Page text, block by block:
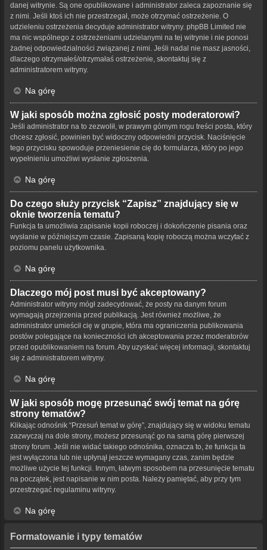
danej witrynie. Są one opublikowane i administrator zaleca zapoznanie się
z nimi. Jeśli ktoś ich nie przestrzegał, może otrzymać ostrzeżenie. O
udzieleniu ostrzeżenia decyduje administrator witryny. phpBB Limited nie
ma nic wspólnego z ostrzeżeniami udzielanymi na tej witrynie i nie ponosi
żadnej odpowiedzialności związanej z nimi. Jeśli nadal nie masz jasności,
dlaczego otrzymałeś/otrzymałaś ostrzeżenie, skontaktuj się z
administratorem witryny.
Na górę
W jaki sposób można zgłosić posty moderatorowi?
Jeśli administrator na to zezwolił, w prawym górnym rogu treści posta, który
chcesz zgłosić, powinien być widoczny odpowiedni przycisk. Naciśnięcie
tego przycisku spowoduje przeniesienie cię do formularza, który po jego
wypełnieniu umożliwi wysłanie zgłoszenia.
Na górę
Do czego służy przycisk “Zapisz” znajdujący się w
oknie tworzenia tematu?
Funkcja ta umożliwia zapisanie kopii roboczej i dokończenie pisania oraz
wysłanie w późniejszym czasie. Zapisaną kopię roboczą można wczytać z
poziomu panelu użytkownika.
Na górę
Dlaczego mój post musi być akceptowany?
Administrator witryny mógł zadecydować, że posty na danym forum
wymagają przejrzenia przed publikacją. Jest również możliwe, że
administrator umieścił cię w grupie, która ma ograniczenia publikowania
postów polegające na konieczności ich akceptowania przez moderatorów
przed opublikowaniem na forum. Aby uzyskać więcej informacji, skontaktuj
się z administratorem witryny.
Na górę
W jaki sposób mogę przesunąć swój temat na górę
strony tematów?
Klikając odnośnik “Przesuń temat w górę”, znajdujący się w widoku tematu
zazwyczaj na dole strony, możesz przesunąć go na samą górę pierwszej
strony forum. Jeśli nie widać takiego odnośnika, oznacza to, że funkcja ta
jest wyłączona lub nie upłynął jeszcze wymagany czas, zanim będzie
możliwe użycie tej funkcji. Innym, łatwym sposobem na przesunięcie tematu
na początek, jest napisanie w nim posta. Należy pamiętać, aby przy tym
przestrzegać regulaminu witryny.
Na górę
Formatowanie i typy tematów